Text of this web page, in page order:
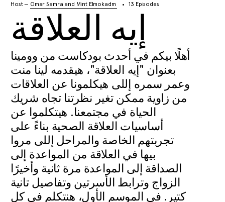
Host — Omar Samra and Mint Elmokadm 13 Episodes
إيه العلاقة
أهلًا بيكم في أحدث بودكاست من وومينا
بعنوان "إيه العلاقة"، هيقدمه لينا منت
وعمر سمره إللى هيكلمونا عن العلاقات
من زاوية ممكن تغير نظرتنا تجاه شريك
الحياة في مجتمعنا. هيتكلموا عن
أساسيات العلاقة الصحية بناءً على
تجربتهم الخاصة والمراحل إللى مروا
بيها في العلاقة من المواعدة إلى
الصداقة إلى المواعدة مرة ثانية وأخيرًا
الزواج وترابط الأسرتين وتفاصيل تانية
كتير. في الموسم الأول، هنتكلم في كل